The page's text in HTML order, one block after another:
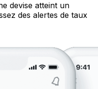
devise atteint un
des alertes de taux